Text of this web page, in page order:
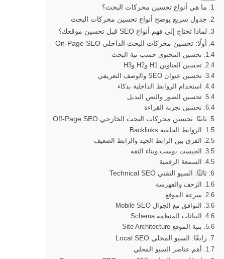
ما هي أنواع تحسين محركات البحث؟
جدول سريع يوضح أنواع تحسين محركات البحث
لماذا تحتاج إلى فهم أنواع SEO قبل تحسين موقعك؟
أولًا: تحسين محركات البحث الداخلي On-Page SEO
تحسين المحتوى حسب نية البحث
تحسين العناوين H1 وH2 وH3
تحسين عنوان SEO والوصف التعريفي
استخدام الروابط الداخلية بذكاء
تحسين الصور والنص البديل
تحسين تجربة القراءة
ثانيًا: تحسين محركات البحث الخارجي Off-Page SEO
الروابط الخلفية Backlinks
الفرق بين الرابط الجيد والرابط الضعيف
الجيست بوست وبناء الثقة
السمعة الرقمية
ثالثًا: السيو التقني Technical SEO
الزحف والفهرسة
سرعة الموقع
التوافق مع الجوال Mobile SEO
البيانات المنظمة Schema
بنية الموقع Site Architecture
رابعًا: السيو المحلي Local SEO
أهم عناصر السيو المحلي